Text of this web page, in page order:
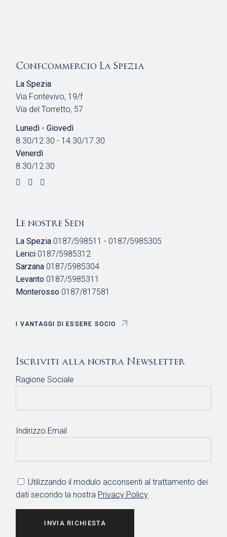
Confcommercio La Spezia
La Spezia
Via Fontevivo, 19/f
Via del Torretto, 57
Lunedì - Giovedì
8.30/12.30 - 14.30/17.30
Venerdì
8.30/12.30
Le nostre Sedi
La Spezia 0187/598511 - 0187/5985305
Lerici 0187/5985312
Sarzana 0187/5985304
Levanto 0187/5985311
Monterosso 0187/817581
I VANTAGGI DI ESSERE SOCIO
Iscriviti alla nostra Newsletter
Ragione Sociale
Indirizzo Email
Utilizzando il modulo acconsenti al trattamento dei
dati secondo la nostra Privacy Policy
INVIA RICHIESTA